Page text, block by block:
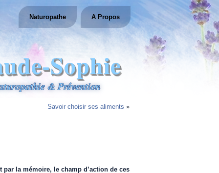
Sophie
& Prévention
Naturopathe A Propos
Savoir choisir ses aliments »
par la mémoire, le champ d’action de ces